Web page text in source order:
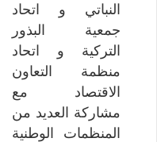
النباتي و اتحاد
جمعية البذور
التركية و اتحاد
منظمة التعاون
الاقتصاد مع
مشاركة العديد من
المنظمات الوطنية